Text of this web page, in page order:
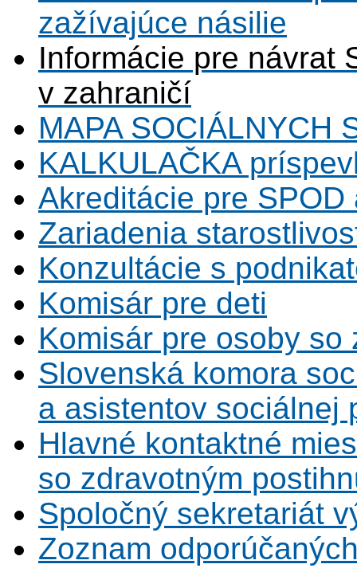
zažívajúce násilie
Informácie pre návrat
v zahraničí
MAPA SOCIÁLNYCH
KALKULAČKA
Akreditácie pre
Zariadenia
Konzultácie s
Komisár pre deti
Komisár pre osoby
Slovenská komora
a asistentov sociálnej
Hlavné kontaktné
so zdravotným
Spoločný sekretariát
Zoznam